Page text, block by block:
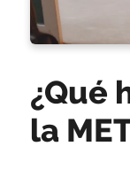
¿Qué
la